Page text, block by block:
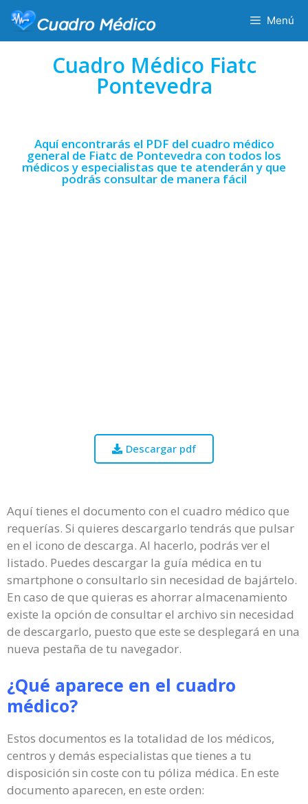
Menú
Cuadro Médico Fiatc
Pontevedra
Aquí encontrarás el PDF del cuadro médico
general de Fiatc de Pontevedra con todos los
médicos y especialistas que te atenderán y que
podrás consultar de manera fácil
Descargar pdf
Aquí tienes el documento con el cuadro médico que
requerías. Si quieres descargarlo tendrás que pulsar
en el icono de descarga. Al hacerlo, podrás ver el
listado. Puedes descargar la guía médica en tu
smartphone o consultarlo sin necesidad de bajártelo.
En caso de que quieras es ahorrar almacenamiento
existe la opción de consultar el archivo sin necesidad
de descargarlo, puesto que este se desplegará en una
nueva pestaña de tu navegador.
¿Qué aparece en el cuadro
médico?
Estos documentos es la totalidad de los médicos,
centros y demás especialistas que tienes a tu
disposición sin coste con tu póliza médica. En este
documento aparecen, en este orden: